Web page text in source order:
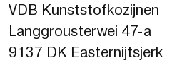
VDB Kunststofkozijnen
Langgrousterwei 47-a
9137 DK Easternijtsjerk